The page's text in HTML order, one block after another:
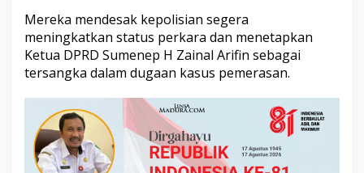
k
a
n
K
e
u
Mereka mendesak kepolisian segera
meningkatkan status perkara dan menetapkan
Ketua DPRD Sumenep H Zainal Arifin sebagai
tersangka dalam dugaan kasus pemerasan.